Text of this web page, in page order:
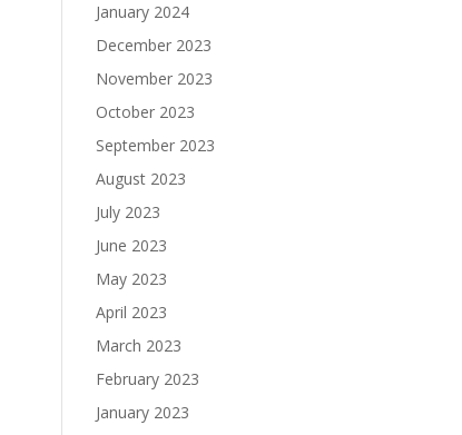
January 2024
December 2023
November 2023
October 2023
September 2023
August 2023
July 2023
June 2023
May 2023
April 2023
March 2023
February 2023
January 2023